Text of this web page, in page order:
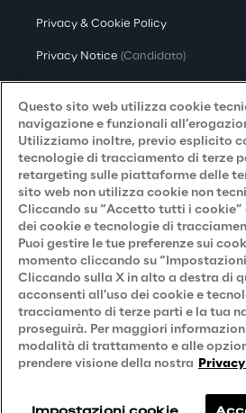
Privacy & Cookie Policy
Privacy Notice (Candidato)
Privacy Notice(Fornitore)
Privacy Notice (Marketing)
Accessibilità
Careers
Contacts
Questo sito web utilizza cookie
navigazione e funzionali
Utilizziamo inoltre, previo esplicito
tecnologie di tracciamento di terze
retargeting sulle piattaforme delle
sito web non utilizza cookie non
Cliccando su “Accetto tutti i cookie”
dei cookie e tecnologie di
Puoi gestire le tue preferenze sui
momento cliccando su
Cliccando sulla X in alto a destra di
acconsenti all'uso dei cookie e
tracciamento di terze parti e la tua
proseguirà. Per maggiori
modalità di trattamento e alle
prendere visione della nostra